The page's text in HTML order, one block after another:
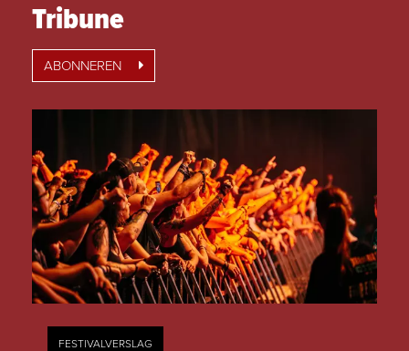
Tribune
ABONNEREN
FESTIVALVERSLAG